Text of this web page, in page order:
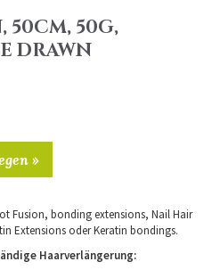
50CM, 50G,
DRAWN
»
Fusion, bonding extensions, Nail Hair
Extensions oder Keratin bondings.
Haarverlängerung: